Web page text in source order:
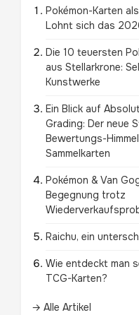
Pokémon-Karten
Lohnt sich das
Die 10 teuersten
aus Stellarkrone:
Kunstwerke
Ein Blick auf
Grading: Der neue
Bewertungs-
Sammelkarten
Pokémon & Van
Begegnung trotz
Raichu, ein
Wie entdeckt man
TCG-Karten?
→ Alle Artikel